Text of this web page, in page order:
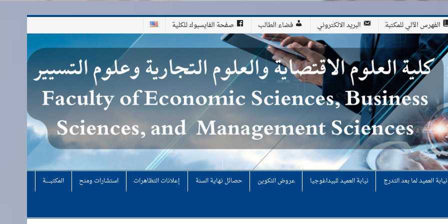
الفهرس الآلي للمكتبة البريد الالكتروني فضاء الطالب صفحة الفايسبوك للكلية
التجارية وعلوم التسييرنيابة العميد لما بعد التدرج نيابة العميد للبيداغوجيا عروض التكوين حصائل نهاية السنة إعلانات التظاهرات استشارات ومنح المكتبـــــــــة